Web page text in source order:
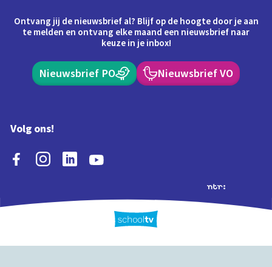
Ontvang jij de nieuwsbrief al? Blijf op de hoogte door je aan
te melden en ontvang elke maand een nieuwsbrief naar
keuze in je inbox!
Nieuwsbrief PO Nieuwsbrief VO
Volg ons!